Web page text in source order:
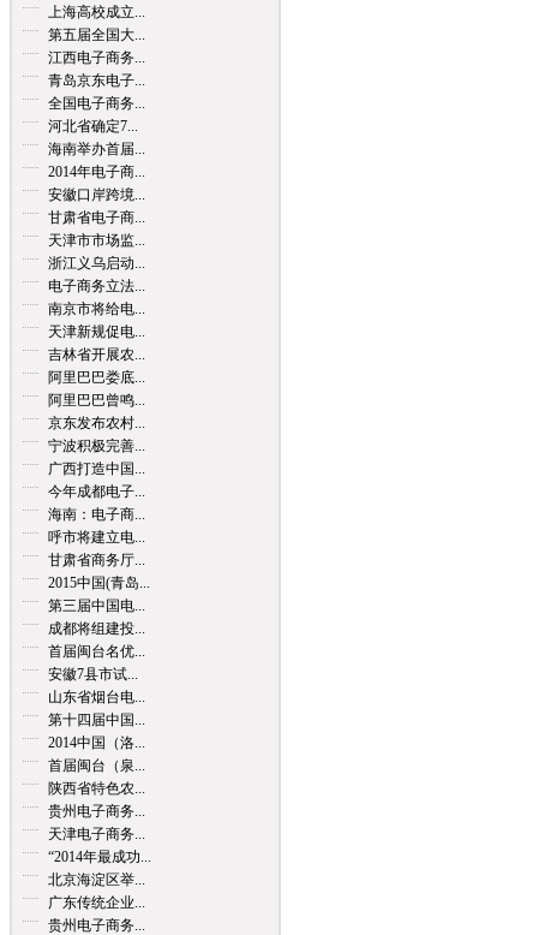
上海高校成立...
第五届全国大...
江西电子商务...
青岛京东电子...
全国电子商务...
河北省确定7...
海南举办首届...
2014年电子商...
安徽口岸跨境...
甘肃省电子商...
天津市市场监...
浙江义乌启动...
电子商务立法...
南京市将给电...
天津新规促电...
吉林省开展农...
阿里巴巴娄底...
阿里巴巴曾鸣...
京东发布农村...
宁波积极完善...
广西打造中国...
今年成都电子...
海南：电子商...
呼市将建立电...
甘肃省商务厅...
2015中国(青岛...
第三届中国电...
成都将组建投...
首届闽台名优...
安徽7县市试...
山东省烟台电...
第十四届中国...
2014中国（洛...
首届闽台（泉...
陕西省特色农...
贵州电子商务...
天津电子商务...
“2014年最成功...
北京海淀区举...
广东传统企业...
贵州电子商务...